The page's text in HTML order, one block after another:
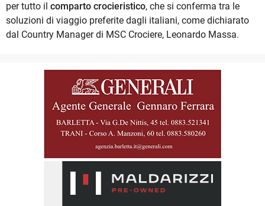
per tutto il comparto crocieristico, che si conferma tra le
soluzioni di viaggio preferite dagli italiani, come dichiarato
dal Country Manager di MSC Crociere, Leonardo Massa.